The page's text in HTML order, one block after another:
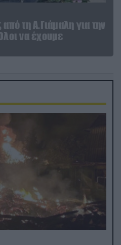
τη Α.Γιάμαλη για την
να έχουμε